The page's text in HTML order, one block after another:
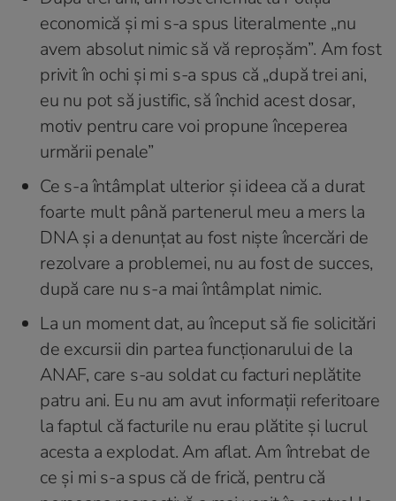
economică și mi s-a spus literalmente „nu
avem absolut nimic să vă reproșăm”. Am fost
privit în ochi și mi s-a spus că „după trei ani,
eu nu pot să justific, să închid acest dosar,
motiv pentru care voi propune începerea
urmării penale”
Ce s-a întâmplat ulterior și ideea că a durat
foarte mult până partenerul meu a mers la
DNA și a denunțat au fost niște încercări de
rezolvare a problemei, nu au fost de succes,
după care nu s-a mai întâmplat nimic.
La un moment dat, au început să fie solicitări
de excursii din partea funcționarului de la
ANAF, care s-au soldat cu facturi neplătite
patru ani. Eu nu am avut informații referitoare
la faptul că facturile nu erau plătite și lucrul
acesta a explodat. Am aflat. Am întrebat de
ce și mi s-a spus că de frică, pentru că